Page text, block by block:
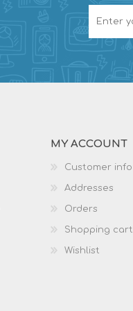
MY ACCOUNT
Customer info
Addresses
Orders
Shopping cart
Wishlist